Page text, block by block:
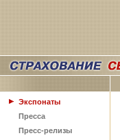
Экспонаты
Пресса
Пресс-релизы